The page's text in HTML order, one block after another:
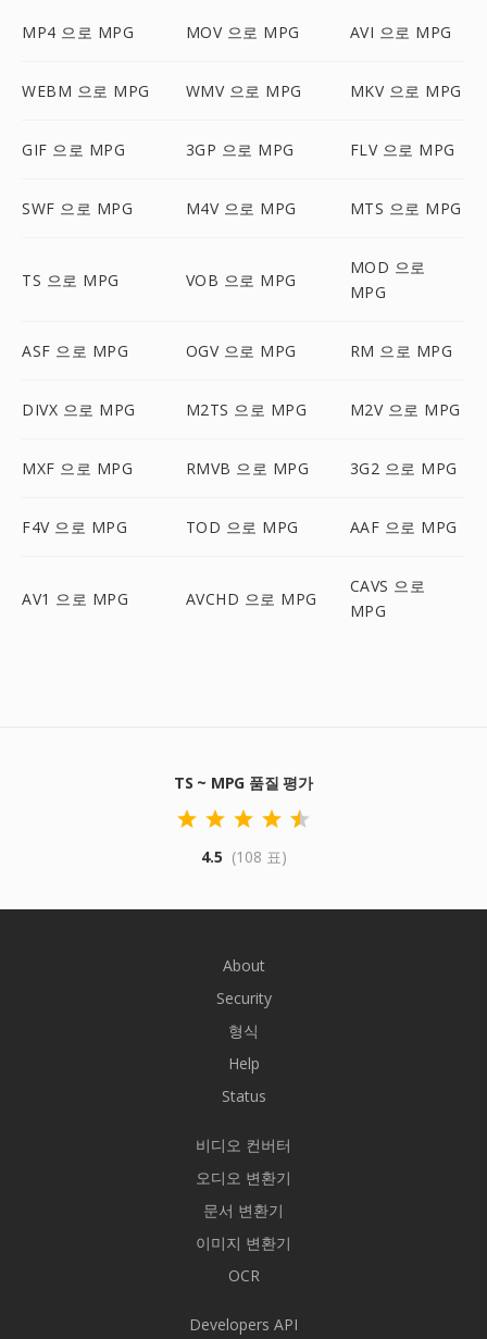
MP4 으로 MPG MOV 으로 MPG AVI 으로 MPG
WEBM 으로 MPG WMV 으로 MPG MKV 으로 MPG
GIF 으로 MPG 3GP 으로 MPG FLV 으로 MPG
SWF 으로 MPG M4V 으로 MPG MTS 으로 MPG
TS 으로 MPG VOB 으로 MPG
MOD 으로
MPG
ASF 으로 MPG OGV 으로 MPG RM 으로 MPG
DIVX 으로 MPG M2TS 으로 MPG M2V 으로 MPG
MXF 으로 MPG RMVB 으로 MPG 3G2 으로 MPG
F4V 으로 MPG TOD 으로 MPG AAF 으로 MPG
AV1 으로 MPG AVCHD 으로 MPG
CAVS 으로
MPG
TS ~ MPG 품질 평가
4.5 (108 표)
About
Security
형식
Help
Status
비디오 컨버터
오디오 변환기
문서 변환기
이미지 변환기
OCR
Developers API